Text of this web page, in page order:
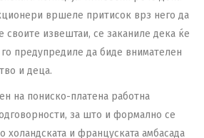
вршеле притисок врз него да
своите извештаи, се заканиле дека ќе
предупредиле да биде внимателен
и деца.
на пониско-платена работна
за што и формално се
холандската и француската амбасада